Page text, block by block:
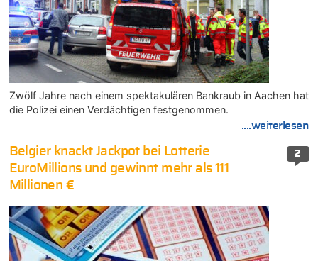
Zwölf Jahre nach einem spektakulären Bankraub in Aachen hat
die Polizei einen Verdächtigen festgenommen.
....weiterlesen
2
Belgier knackt Jackpot bei Lotterie
EuroMillions und gewinnt mehr als 111
Millionen €